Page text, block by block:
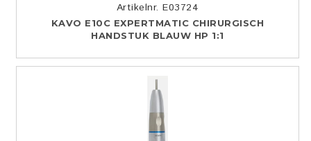
Artikelnr. E03724
KAVO E10C EXPERTMATIC CHIRURGISCH
HANDSTUK BLAUW HP 1:1